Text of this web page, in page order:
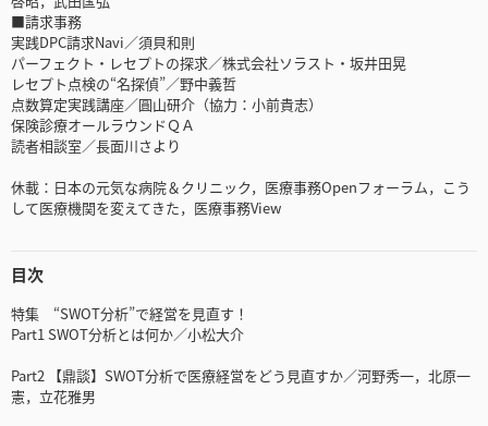
■請求事務
実践DPC請求Navi／須貝和則
パーフェクト・レセプトの探求／株式会社ソラスト・坂井田晃
レセプト点検の“名探偵”／野中義哲
点数算定実践講座／圓山研介（協力：小前貴志）
保険診療オールラウンドＱＡ
読者相談室／長面川さより
休載：日本の元気な病院＆クリニック，医療事務Openフォーラム，こう
して医療機関を変えてきた，医療事務View
目次
特集 “SWOT分析”で経営を見直す！
Part1 SWOT分析とは何か／小松大介
Part2 【鼎談】SWOT分析で医療経営をどう見直すか／河野秀一，北原一
憲，立花雅男